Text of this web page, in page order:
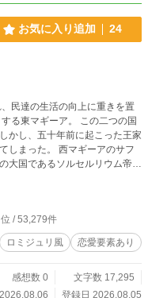
品なので、多くは望まないで
お気に入り追加 24
民達の生活の向上に重きを置
る東マギーア。 この二つの国
かし、五十年前に起こった王家
マギーアのサフ
大国であるソルセルリウム帝国
マギーアから留学に来たルビ
組むことになる。 祖国西マギ
て来たエヴリン。 当然のこと
戒心を抱く。 しかし、ギルバ
間であるエヴリンに敵対心や警
ヴリンは、ギルバートと話を
戒していたのだろうと疑問を持
れ、ギルバートと二人で森を
位 / 53,279件
ロミジュリ風 恋愛要素あり
感想数 0
文字数 17,295
登録日 2026.08.05